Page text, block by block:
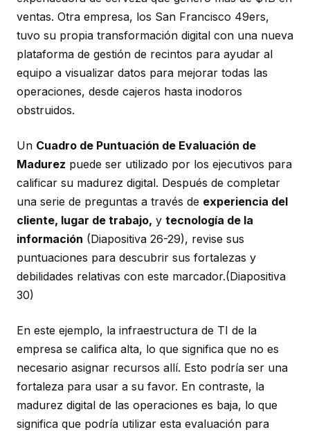
ventas. Otra empresa, los San Francisco 49ers,
tuvo su propia transformación digital con una nueva
plataforma de gestión de recintos para ayudar al
equipo a visualizar datos para mejorar todas las
operaciones, desde cajeros hasta inodoros
obstruidos.
Un Cuadro de Puntuación de Evaluación de
Madurez puede ser utilizado por los ejecutivos para
calificar su madurez digital. Después de completar
una serie de preguntas a través de experiencia del
cliente, lugar de trabajo, y tecnología de la
información (Diapositiva 26-29), revise sus
puntuaciones para descubrir sus fortalezas y
debilidades relativas con este marcador.(Diapositiva
30)
En este ejemplo, la infraestructura de TI de la
empresa se califica alta, lo que significa que no es
necesario asignar recursos allí. Esto podría ser una
fortaleza para usar a su favor. En contraste, la
madurez digital de las operaciones es baja, lo que
significa que podría utilizar esta evaluación para